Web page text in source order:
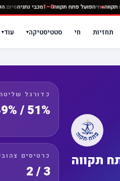
פתח תקווה חיהפועל פתח תקווה 0–1 מכבי
תחזיות חי סטטיסטיקה▾ עוד▾
תקווה
כדורגל שליטה
51% / 49%
כרטיסים
3 / 2